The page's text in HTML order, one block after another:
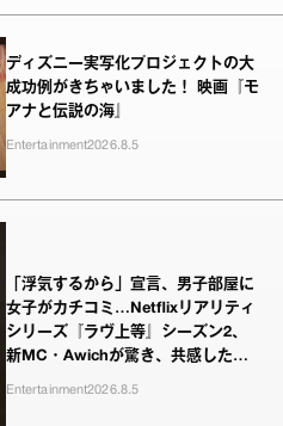
ディズニー実写化プロジェクトの大
成功例がきちゃいました！ 映画『モ
アナと伝説の海』
Entertainment2026.8.5
「浮気するから」宣言、男子部屋に
女子がカチコミ…Netflixリアリティ
シリーズ『ラヴ上等』シーズン2、
新MC・Awichが驚き、共感したヤ
Entertainment2026.8.5